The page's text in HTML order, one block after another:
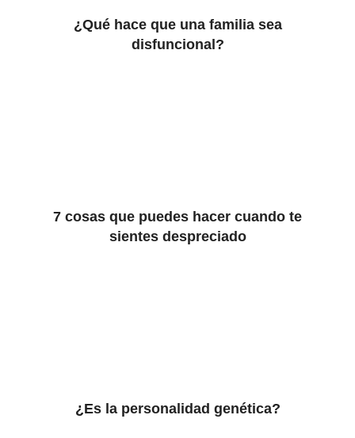
¿Qué hace que una familia sea
disfuncional?
7 cosas que puedes hacer cuando te
sientes despreciado
¿Es la personalidad genética?